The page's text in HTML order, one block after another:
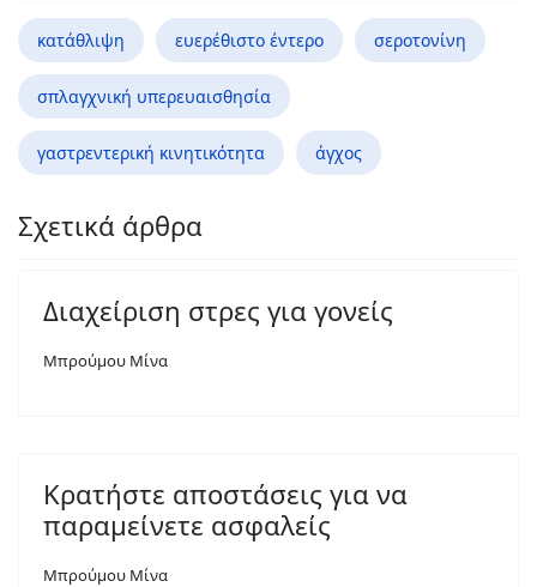
κατάθλιψη ευερέθιστο έντερο σεροτονίνη
σπλαγχνική υπερευαισθησία
γαστρεντερική κινητικότητα άγχος
Σχετικά άρθρα
Διαχείριση στρες για γονείς
Μπρούμου Μίνα
Κρατήστε αποστάσεις για να
παραμείνετε ασφαλείς
Μπρούμου Μίνα